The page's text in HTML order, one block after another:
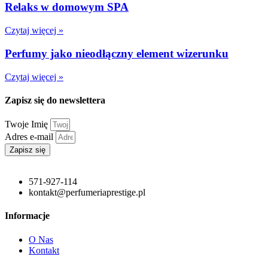
Relaks w domowym SPA
Czytaj więcej »
Perfumy jako nieodłączny element wizerunku
Czytaj więcej »
Zapisz się do newslettera
Twoje Imię
Adres e-mail
Zapisz się
571-927-114
kontakt@perfumeriaprestige.pl
Informacje
O Nas
Kontakt